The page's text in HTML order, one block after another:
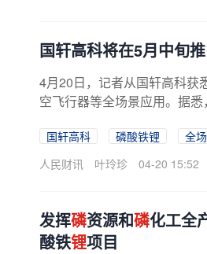
国轩高科将在5月中旬
4月20日，记者从国轩高科获
空飞行器等全场景应用。据
国轩高科 磷酸铁锂
全
人民财讯
叶玲珍 04-20 15:52
发挥磷资源和磷化工全
酸铁锂项目